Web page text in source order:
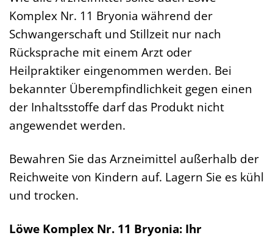
Komplex Nr. 11 Bryonia während der
Schwangerschaft und Stillzeit nur nach
Rücksprache mit einem Arzt oder
Heilpraktiker eingenommen werden. Bei
bekannter Überempfindlichkeit gegen einen
der Inhaltsstoffe darf das Produkt nicht
angewendet werden.
Bewahren Sie das Arzneimittel außerhalb der
Reichweite von Kindern auf. Lagern Sie es kühl
und trocken.
Löwe Komplex Nr. 11 Bryonia: Ihr